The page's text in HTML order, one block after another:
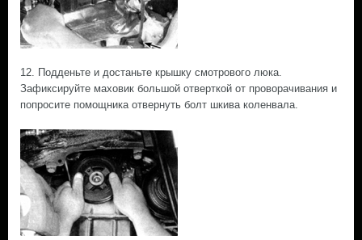
12. Подденьте и достаньте крышку смотрового люка.
Зафиксируйте маховик большой отверткой от проворачивания и
попросите помощника отвернуть болт шкива коленвала.